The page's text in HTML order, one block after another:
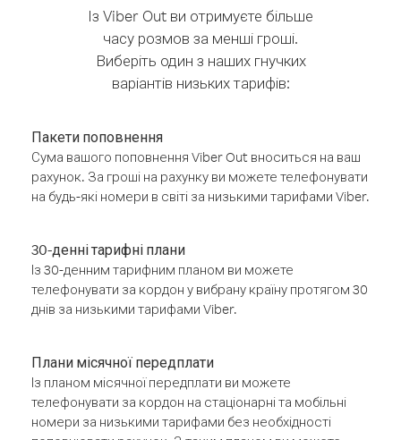
Із Viber Out ви отримуєте більше
часу розмов за менші гроші.
Виберіть один з наших гнучких
варіантів низьких тарифів:
Пакети поповнення
Сума вашого поповнення Viber Out вноситься на ваш
рахунок. За гроші на рахунку ви можете телефонувати
на будь-які номери в світі за низькими тарифами Viber.
30-денні тарифні плани
Із 30-денним тарифним планом ви можете
телефонувати за кордон у вибрану країну протягом 30
днів за низькими тарифами Viber.
Плани місячної передплати
Із планом місячної передплати ви можете
телефонувати за кордон на стаціонарні та мобільні
номери за низькими тарифами без необхідності